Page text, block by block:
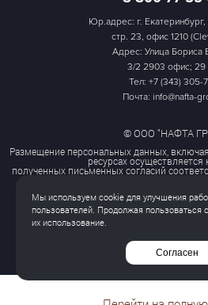
Юр.адрес: г. Екатеринбург,
стр. 23, офис 1210
Адрес: Улица Бориса
3/2 2903 офис; 29
Тел: +7 (343) 305-
Почта: info@nafta-
© ООО "НАФТА
Размещение персональных данных,
ресурсах осуществляется
полученных письменных согласий
Политика обработки
Согласие на обработку
Мы используем cookie для улучшения
пользователей. Продолжая пользоваться
их использование.
Согласен